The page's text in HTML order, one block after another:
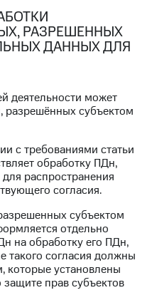
РАЗРЕШЕННЫХ
ДАННЫХ ДЛЯ
деятельности может
разрешённых субъектом
с требованиями статьи
обработку ПДн,
распространения
согласия.
субъектом
отдельно
на обработку его ПДн,
такого согласия должны
которые установлены
прав субъектов